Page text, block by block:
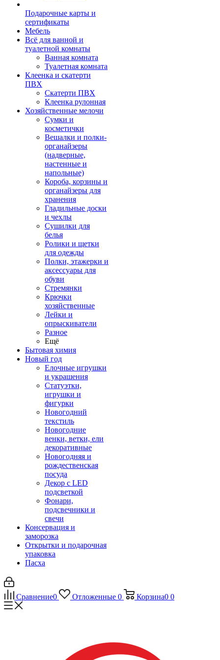
Подарочные карты и
сертификаты
Мебель
Всё для ванной и
туалетной комнаты
Ванная комната
Туалетная комната
Клеенка и скатерти
ПВХ
Скатерти ПВХ
Клеенка рулонная
Хозяйственные мелочи
Сумки и
косметички
Вешалки и полки-
органайзеры
(надверные,
настенные и
напольные)
Короба, корзины и
органайзеры для
хранения
Гладильные доски
и чехлы
Сушилки для
белья
Ролики и щетки
для одежды
Полки, этажерки и
аксессуары для
обуви
Стремянки
Крючки
хозяйственные
Лейки и
опрыскиватели
Разное
Ещё
Бытовая химия
Новый год
Елочные игрушки
и украшения
Статуэтки,
игрушки и
фигурки
Новогодний
текстиль
Новогодние
венки, ветки, ели
декоративные
Новогодняя и
рождественская
посуда
Декор с LED
подсветкой
Фонари,
подсвечники и
свечи
Консервация и
заморозка
Открытки и подарочная
упаковка
Пасха
Сравнение0 Отложенные 0 Корзина0 0